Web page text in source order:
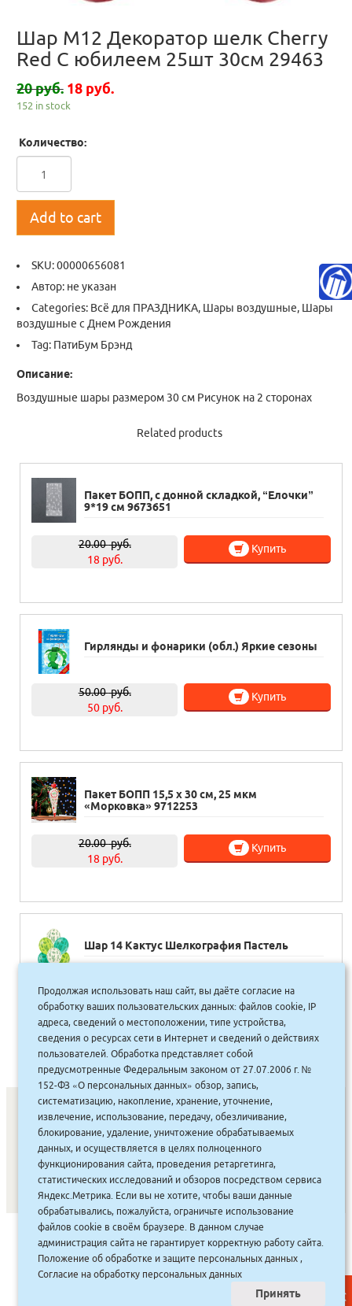
Шар М12 Декоратор шелк Cherry
Red С юбилеем 25шт 30см 29463
20 руб. 18 руб.
152 in stock
Количество:
Add to cart
SKU:00000656081
Автор: не указан
Categories: Всё для ПРАЗДНИКА, Шары воздушные, Шары
воздушные с Днем Рождения
Tag: ПатиБум Брэнд
Описание:
Воздушные шары размером 30 см Рисунок на 2 сторонах
Related products
Пакет БОПП, с донной складкой, “Елочки”
9*19 см 9673651
20.00руб.
18 руб.
Купить
Гирлянды и фонарики (обл.) Яркие сезоны
50.00руб.
50 руб.
Купить
Пакет БОПП 15,5 х 30 см, 25 мкм
«Морковка» 9712253
20.00руб.
18 руб.
Купить
Шар 14 Кактус Шелкография Пастель
20.00руб.
18 руб.
Купить
АКЦИЯЛАР|ДИСКОНТНАЙ СИСТЕМА|ЮРИДИЧЕСКАЙ
ВАКАНСИЯЛАР|
ООО "ЭЙФОС"
. ИНФОРМАЦИОННЫЕ
ТЕХНОЛОГИИ
Продолжая использовать наш сайт, вы даёте согласие на
обработку ваших пользовательских данных: файлов cookie, IP
адреса, сведений о местоположении, типе устройства,
сведения о ресурсах сети в Интернет и сведений о действиях
пользователей. Обработка представляет собой
предусмотренные Федеральным законом от 27.07.2006 г. №
152-ФЗ «О персональных данных» обзор, запись,
систематизацию, накопление, хранение, уточнение,
извлечение, использование, передачу, обезличивание,
блокирование, удаление, уничтожение обрабатываемых
данных, и осуществляется в целях полноценного
функционирования сайта, проведения ретаргетинга,
статистических исследований и обзоров посредством сервиса
Яндекс.Метрика. Если вы не хотите, чтобы ваши данные
обрабатывались, пожалуйста, ограничьте использование
файлов cookie в своём браузере. В данном случае
администрация сайта не гарантирует корректную работу сайта.
Положение об обработке и защите персональных данных ,
Согласие на обработку персональных данных
Принять